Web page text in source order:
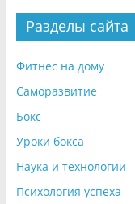
Разделы сайта
Фитнес на дому
Саморазвитие
Бокс
Уроки бокса
Наука и технологии
Психология успеха